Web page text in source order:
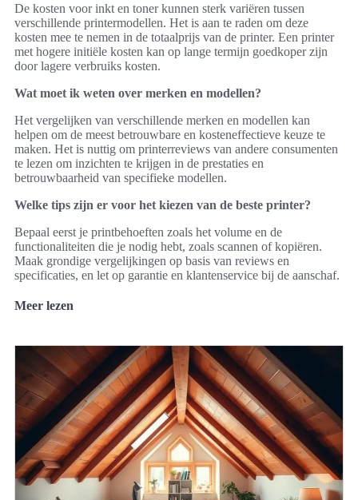
De kosten voor inkt en toner kunnen sterk variëren tussen
verschillende printermodellen. Het is aan te raden om deze
kosten mee te nemen in de totaalprijs van de printer. Een printer
met hogere initiële kosten kan op lange termijn goedkoper zijn
door lagere verbruiks kosten.
Wat moet ik weten over merken en modellen?
Het vergelijken van verschillende merken en modellen kan
helpen om de meest betrouwbare en kosteneffectieve keuze te
maken. Het is nuttig om printerreviews van andere consumenten
te lezen om inzichten te krijgen in de prestaties en
betrouwbaarheid van specifieke modellen.
Welke tips zijn er voor het kiezen van de beste printer?
Bepaal eerst je printbehoeften zoals het volume en de
functionaliteiten die je nodig hebt, zoals scannen of kopiëren.
Maak grondige vergelijkingen op basis van reviews en
specificaties, en let op garantie en klantenservice bij de aanschaf.
Meer lezen